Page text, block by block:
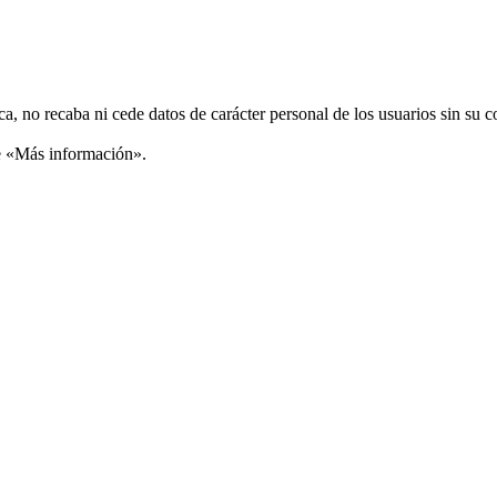
recaba ni cede datos de carácter personal de los usuarios sin su
«Más información».